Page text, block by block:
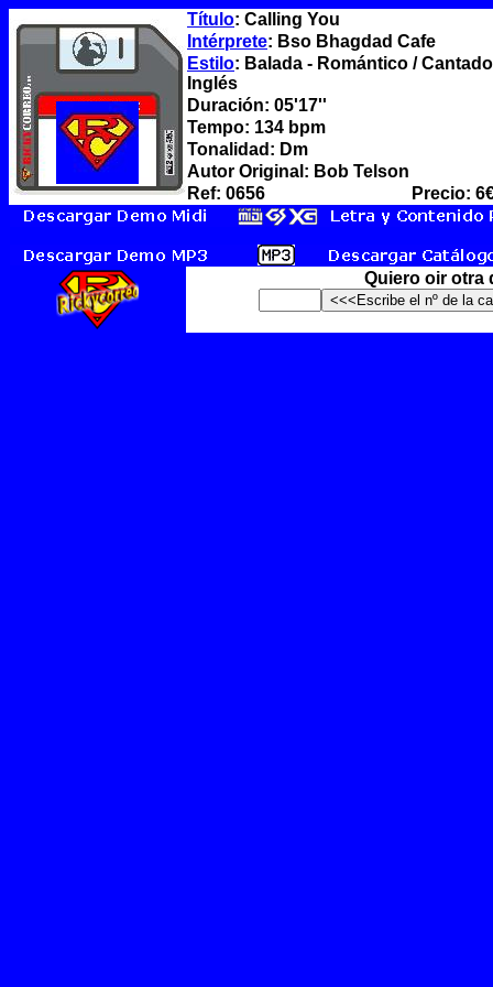
Título: Calling You
Intérprete: Bso Bhagdad Cafe
Estilo: Balada - Romántico /
Inglés
Duración: 05'17''
Tempo: 134 bpm
Tonalidad: Dm
Autor Original: Bob Telson
Ref: 0656
Precio:
Quiero oir otra